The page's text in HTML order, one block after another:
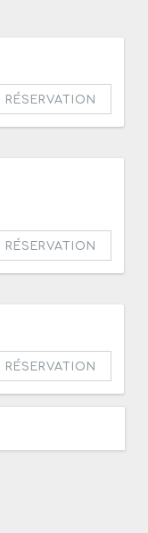
RÉSERVATION
RÉSERVATION
RÉSERVATION